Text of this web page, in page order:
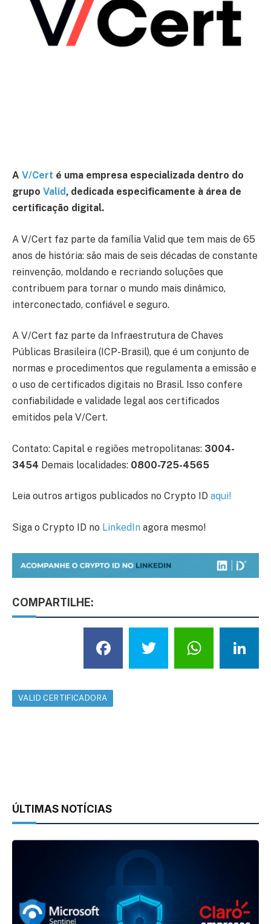
A V/Cert é uma empresa especializada dentro do
grupo Valid, dedicada especificamente à área de
certificação digital.
A V/Cert faz parte da família Valid que tem mais de 65
anos de história: são mais de seis décadas de constante
reinvenção, moldando e recriando soluções que
contribuem para tornar o mundo mais dinâmico,
interconectado, confiável e seguro.
A V/Cert faz parte da Infraestrutura de Chaves
Públicas Brasileira (ICP-Brasil), que é um conjunto de
normas e procedimentos que regulamenta a emissão e
o uso de certificados digitais no Brasil. Isso confere
confiabilidade e validade legal aos certificados
emitidos pela V/Cert.
Contato: Capital e regiões metropolitanas: 3004-
3454 Demais localidades: 0800-725-4565
Leia outros artigos publicados no Crypto ID aqui!
Siga o Crypto ID no LinkedIn agora mesmo!
COMPARTILHE:
Facebook
Twitter
VALID CERTIFICADORA
ÚLTIMAS NOTÍCIAS